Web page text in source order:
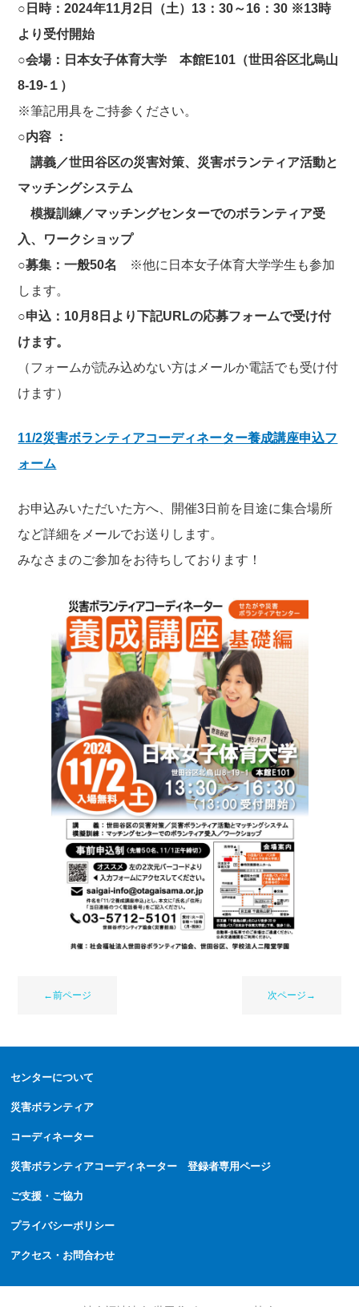
○日時：2024年11月2日（土）13：30～16：30 ※13時
より受付開始
○会場：日本女子体育大学 本館E101（世田谷区北烏山
8-19-１）
※筆記用具をご持参ください。
○内容 ：
講義／世田谷区の災害対策、災害ボランティア活動と
マッチングシステム
模擬訓練／マッチングセンターでのボランティア受
入、ワークショップ
○募集：一般50名
※他に日本女子体育大学学生も参加
します。
○申込：10月8日より下記URLの応募フォームで受け付
けます。
（フォームが読み込めない方はメールか電話でも受け付
けます）
11/2災害ボランティアコーディネーター養成講座申込フ
ォーム
お申込みいただいた方へ、開催3日前を目途に集合場所
など詳細をメールでお送りします。
みなさまのご参加をお待ちしております！
←前ページ 次ページ→
センターについて
災害ボランティア
コーディネーター
災害ボランティアコーディネーター 登録者専用ページ
ご支援・ご協力
プライバシーポリシー
アクセス・お問合わせ